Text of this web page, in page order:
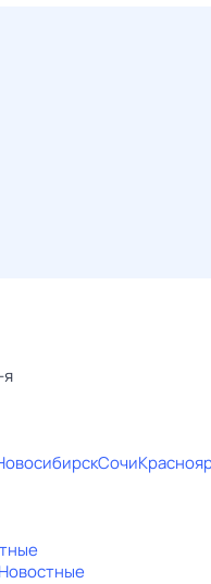
я
Сочи
Новостные